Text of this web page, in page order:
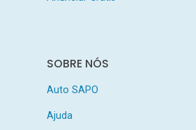
SOBRE NÓS
Auto SAPO
Ajuda